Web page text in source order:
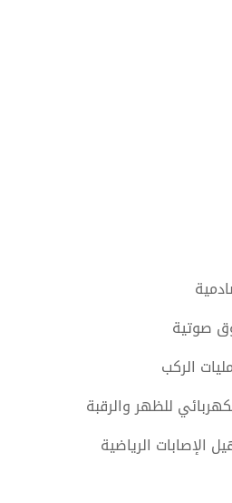
صوتية
الركب
للظهر والرقبة
الإصابات الرياضية